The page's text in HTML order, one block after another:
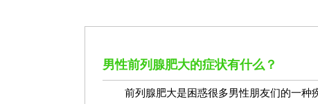
男性前列腺肥大的症状有什么？
前列腺肥大是困惑很多男性朋友们的一种